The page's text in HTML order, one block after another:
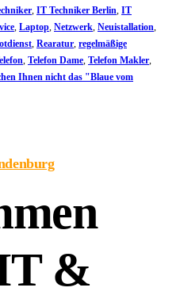
IT Techniker Berlin IT
Laptop Netzwerk Neuistallation
Rearatur regelmäßige
Telefon Dame Telefon Makler
Ihnen nicht das "Blaue vom
&